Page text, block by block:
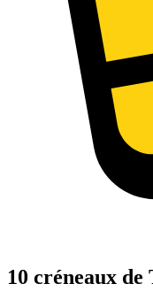
10 créneaux de